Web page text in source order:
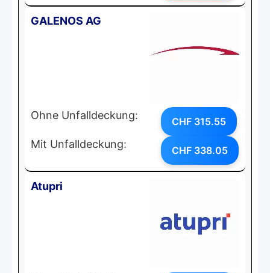
GALENOS AG
Ohne Unfalldeckung: CHF 315.55
Mit Unfalldeckung: CHF 338.05
Atupri